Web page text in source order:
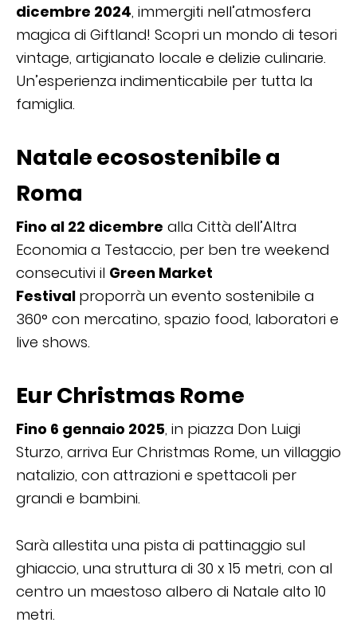
dicembre 2024, immergiti nell’atmosfera
magica di Giftland! Scopri un mondo di tesori
vintage, artigianato locale e delizie culinarie.
Un’esperienza indimenticabile per tutta la
famiglia.
Natale ecosostenibile a
Roma
Fino al 22 dicembre alla Città dell’Altra
Economia a Testaccio, per ben tre weekend
consecutivi il Green Market
Festival proporrà un evento sostenibile a
360° con mercatino, spazio food, laboratori e
live shows.
Eur Christmas Rome
Fino 6 gennaio 2025, in piazza Don Luigi
Sturzo, arriva Eur Christmas Rome, un villaggio
natalizio, con attrazioni e spettacoli per
grandi e bambini.
Sarà allestita una pista di pattinaggio sul
ghiaccio, una struttura di 30 x 15 metri, con al
centro un maestoso albero di Natale alto 10
metri.